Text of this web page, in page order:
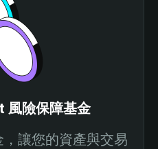
險保障基金
讓您的資產與交易